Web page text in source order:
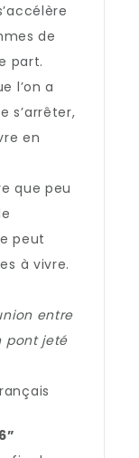
de
part.
l’on a
s’arrêter,
en
que peu
peut
à vivre.
entre
pont jeté